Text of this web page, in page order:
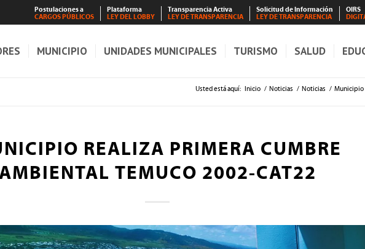
Postulaciones a
CARGOS PÚBLICOS
Plataforma
LEY DEL LOBBY
Transparencia Activa
LEY DE TRANSPARENCIA
Solicitud de Información
LEY DE TRANSPARENCIA
OIRS
MUNICIPIO UNIDADES MUNICIPALES TURISMO SALUD
Usted está aquí: Inicio / Noticias / Noticias / Municipio
REALIZA PRIMERA CUMBRE
TEMUCO 2002-CAT22